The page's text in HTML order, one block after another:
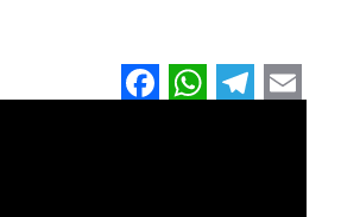
Fa W Te